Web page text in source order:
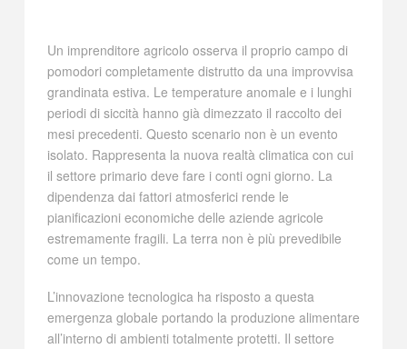
Un imprenditore agricolo osserva il proprio campo di
pomodori completamente distrutto da una improvvisa
grandinata estiva. Le temperature anomale e i lunghi
periodi di siccità hanno già dimezzato il raccolto dei
mesi precedenti. Questo scenario non è un evento
isolato. Rappresenta la nuova realtà climatica con cui
il settore primario deve fare i conti ogni giorno. La
dipendenza dai fattori atmosferici rende le
pianificazioni economiche delle aziende agricole
estremamente fragili. La terra non è più prevedibile
come un tempo.
L’innovazione tecnologica ha risposto a questa
emergenza globale portando la produzione alimentare
all’interno di ambienti totalmente protetti. Il settore